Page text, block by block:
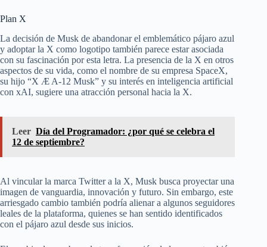
Plan X
La decisión de Musk de abandonar el emblemático pájaro azul
y adoptar la X como logotipo también parece estar asociada
con su fascinación por esta letra. La presencia de la X en otros
aspectos de su vida, como el nombre de su empresa SpaceX,
su hijo “X Æ A-12 Musk” y su interés en inteligencia artificial
con xAI, sugiere una atracción personal hacia la X.
Leer Día del Programador: ¿por qué se celebra el
12 de septiembre?
Al vincular la marca Twitter a la X, Musk busca proyectar una
imagen de vanguardia, innovación y futuro. Sin embargo, este
arriesgado cambio también podría alienar a algunos seguidores
leales de la plataforma, quienes se han sentido identificados
con el pájaro azul desde sus inicios.